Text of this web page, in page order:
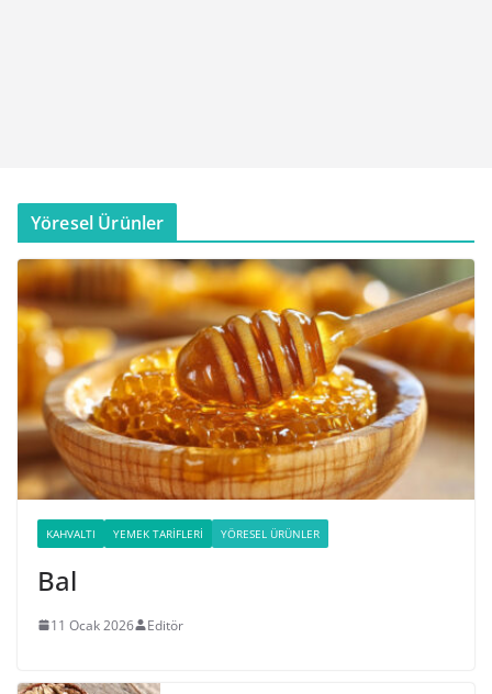
Yöresel Ürünler
KAHVALTI YEMEK TARIFLERI YÖRESEL ÜRÜNLER
Bal
11 Ocak 2026 Editör